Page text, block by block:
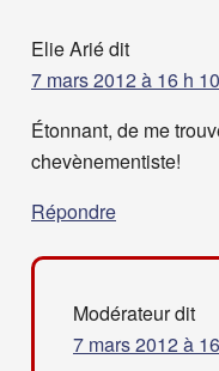
Elie Ariédit
7 mars 2012 à 16 h
Étonnant, de me
chevènementiste!
Répondre
Modérateurdit
7 mars 2012 à